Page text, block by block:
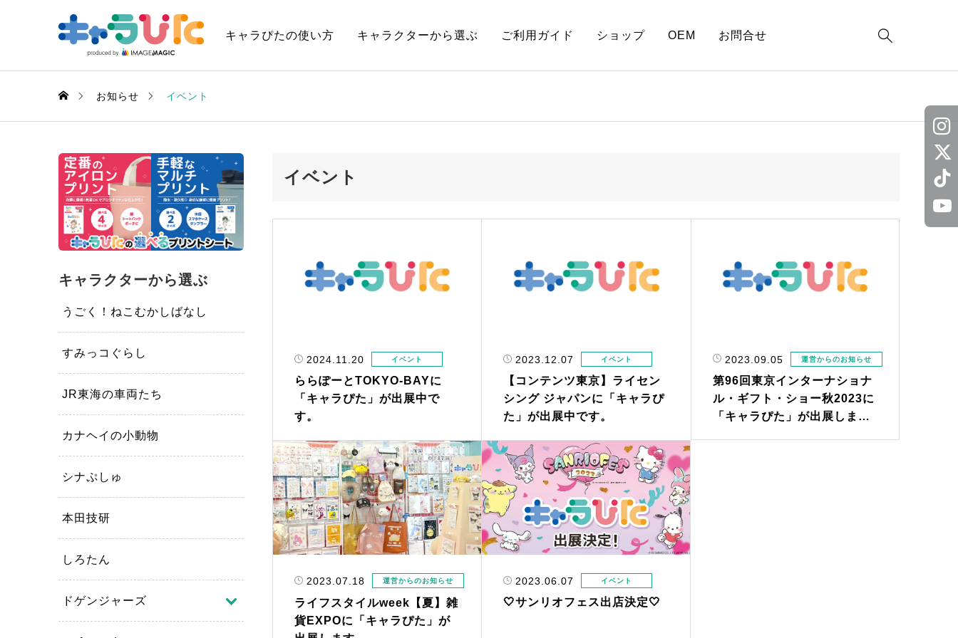
キャラぴたの使い方 キャラクターから選ぶ ご利用ガイド ショップ OEM お問合せ 
お知らせ イベント
イベント
2024.11.20 イベント
ららぽーとTOKYO-BAYに
「キャラぴた」が出展中で
す。
2023.12.07 イベント
【コンテンツ東京】ライセン
シング ジャパンに「キャラぴ
た」が出展中です。
2023.09.05 運営からのお知らせ
第96回東京インターナショナ
ル・ギフト・ショー秋2023に
「キャラぴた」が出展しま
2023.07.18 運営からのお知らせ
ライフスタイルweek【夏】雑
貨EXPOに「キャラぴた」が
2023.06.07 イベント
🤍サンリオフェス出店決定🤍
キャラクターから選ぶ
うごく！ねこむかしばなし
すみっコぐらし
JR東海の車両たち
カナヘイの小動物
シナぷしゅ
本田技研
しろたん
ドゲンジャーズ